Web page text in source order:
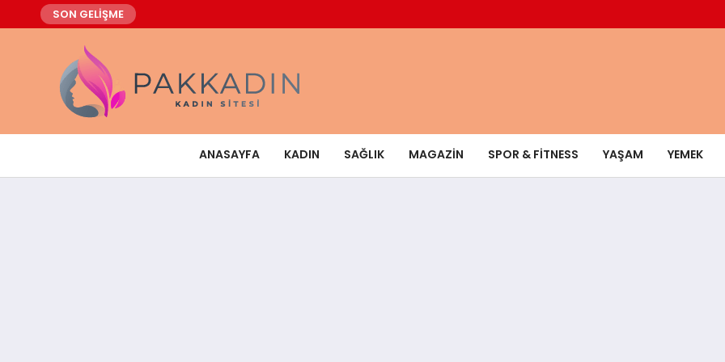
SON GELİŞME
ANASAYFA KADIN SAĞLIK MAGAZIN SPOR & FITNESS YAŞAM YEMEK